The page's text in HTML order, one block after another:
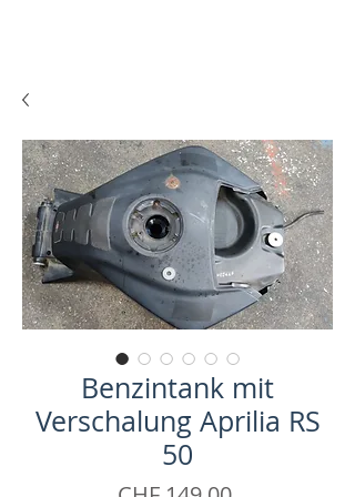
Benzintank mit
Verschalung Aprilia RS
50